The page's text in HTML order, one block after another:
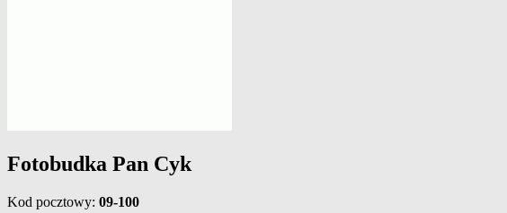
Fotobudka Pan Cyk
Kod pocztowy: 09-100